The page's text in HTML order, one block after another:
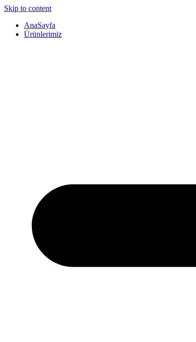
Skip to content
AnaSayfa
Ürünlerimiz